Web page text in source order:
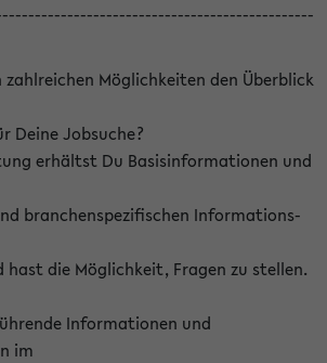
zahlreichen Möglichkeiten den Überblick
Deine Jobsuche?
erhältst Du Basisinformationen und
branchenspezifischen Informations-
hast die Möglichkeit, Fragen zu stellen.
Informationen und
im